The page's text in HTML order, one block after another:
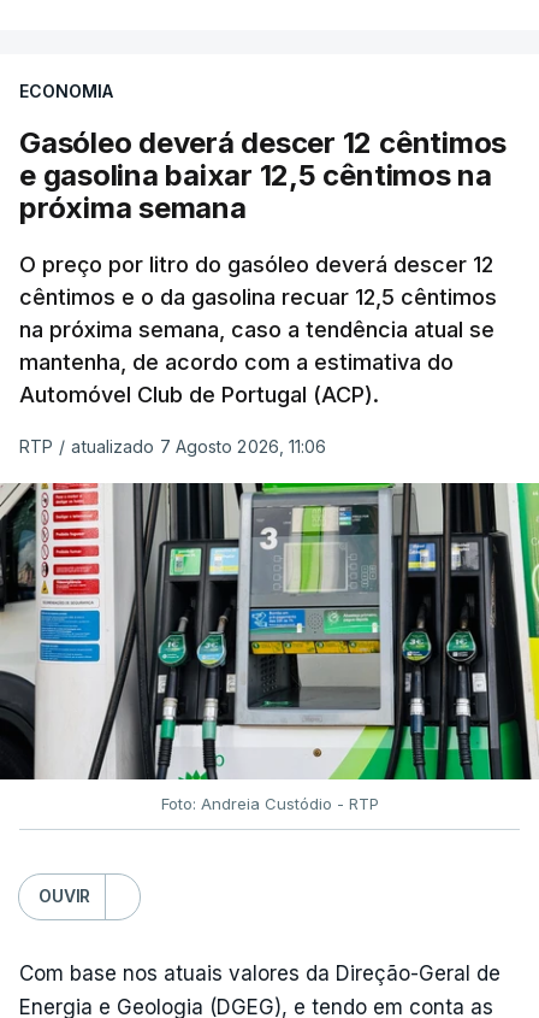
ECONOMIA
Gasóleo deverá descer 12 cêntimos
e gasolina baixar 12,5 cêntimos na
próxima semana
O preço por litro do gasóleo deverá descer 12
cêntimos e o da gasolina recuar 12,5 cêntimos
na próxima semana, caso a tendência atual se
mantenha, de acordo com a estimativa do
Automóvel Club de Portugal (ACP).
RTP / atualizado 7 Agosto 2026, 11:06
Foto: Andreia Custódio - RTP
OUVIR
Com base nos atuais valores da Direção-Geral de
Energia e Geologia (DGEG), e tendo em conta as